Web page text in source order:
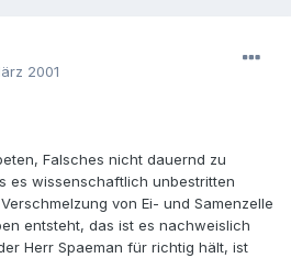
2001
Falsches nicht dauernd zu
es wissenschaftlich unbestritten
von Ei- und Samenzelle
entsteht, das ist es nachweislich
Herr Spaeman für richtig hält, ist